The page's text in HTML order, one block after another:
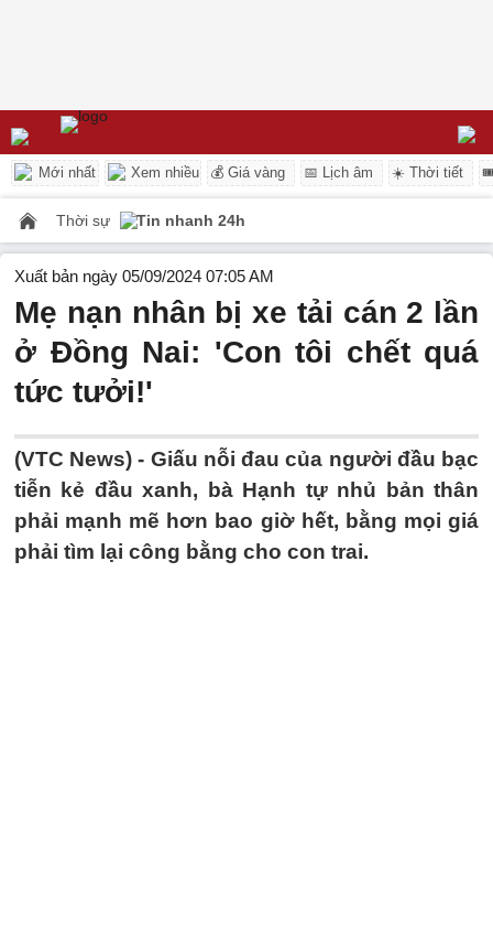
Mới nhất Xem nhiều 💰 Giá vàng 📅 Lịch âm ☀️ Thời tiết
Thời sự Tin nhanh 24h
Xuất bản ngày 05/09/2024 07:05 AM
Mẹ nạn nhân bị xe tải cán 2 lần
ở Đồng Nai: 'Con tôi chết quá
tức tưởi!'
(VTC News) - Giấu nỗi đau của người đầu bạc
tiễn kẻ đầu xanh, bà Hạnh tự nhủ bản thân
phải mạnh mẽ hơn bao giờ hết, bằng mọi giá
phải tìm lại công bằng cho con trai.